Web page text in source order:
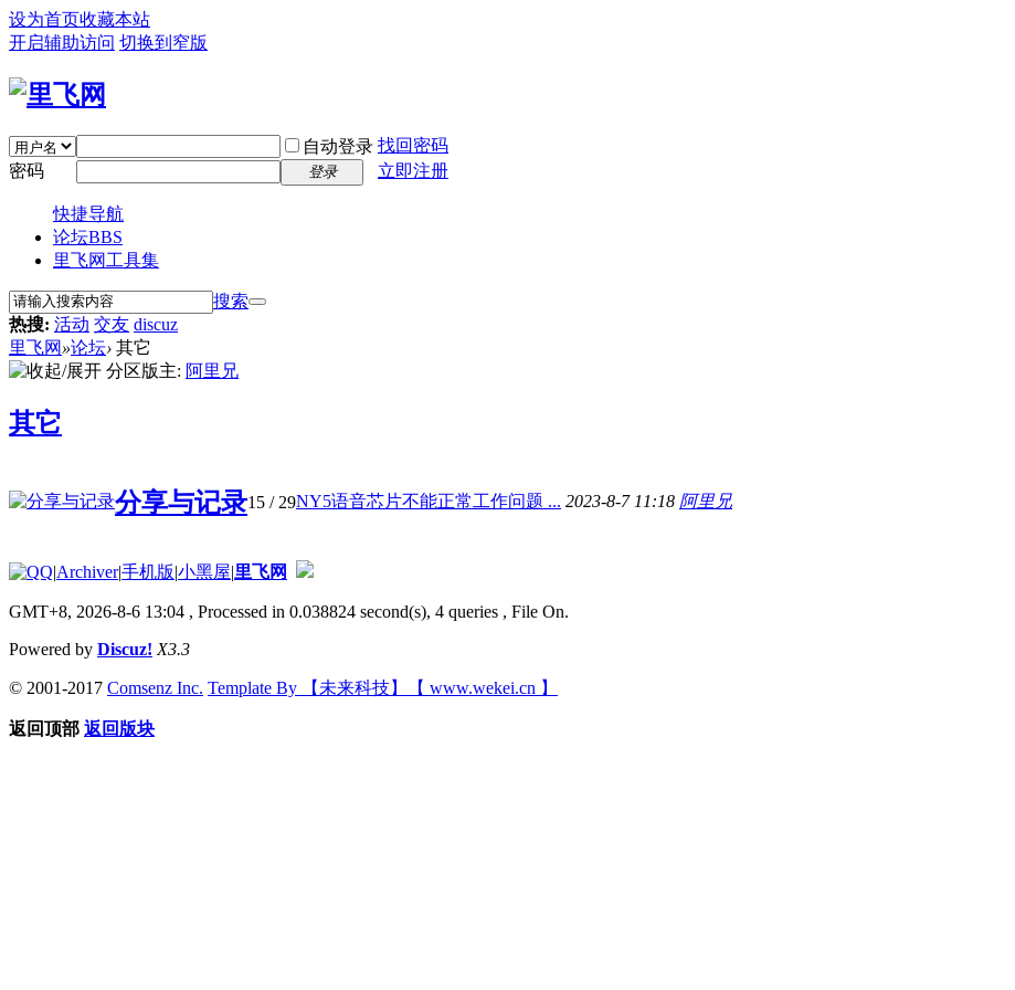
设为首页收藏本站
开启辅助访问 切换到窄版
自动登录 找回密码
密码
登录 立即注册
快捷导航
论坛BBS
里飞网工具集
搜索
热搜: 活动 交友 discuz
里飞网 »论坛› 其它
分区版主: 阿里兄
其它
分享与记录15 / 29NY5语音芯片不能正常工作问题 ... 2023-8-7 11:18 阿里兄
|Archiver|手机版|小黑屋|里飞网
GMT+8, 2026-8-6 13:04 , Processed in 0.038824 second(s), 4 queries , File On.
Powered by Discuz! X3.3
© 2001-2017 Comsenz Inc. Template By 【未来科技】【 www.wekei.cn 】
返回顶部 返回版块